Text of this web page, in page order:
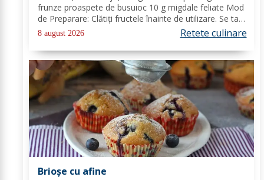
frunze proaspete de busuioc 10 g migdale feliate Mod
de Preparare: Clătiți fructele înainte de utilizare. Se taie
piersicile, nectarinele și caisele în felii subțiri. Stoarceți
lămâia și...
8 august 2026 Retete culinare
Brioșe cu afine